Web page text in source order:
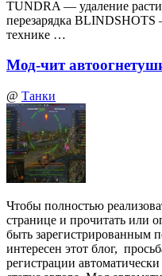
TUNDRA — удаление
перезарядка BLINDSHOTS
технике …
Мод-чит
@ Танки
Чтобы полностью
странице и прочитать или
быть зарегистрированным
интересен этот блог,
регистрации